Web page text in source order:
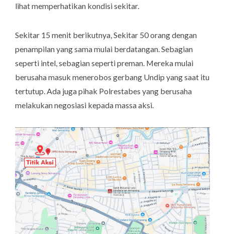
lihat memperhatikan kondisi sekitar.
Sekitar 15 menit berikutnya, Sekitar 50 orang dengan
penampilan yang sama mulai berdatangan. Sebagian
seperti intel, sebagian seperti preman. Mereka mulai
berusaha masuk menerobos gerbang Undip yang saat itu
tertutup. Ada juga pihak Polrestabes yang berusaha
melakukan negosiasi kepada massa aksi.